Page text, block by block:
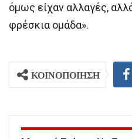
όμως είχαν αλλαγές,
φρέσκια ομάδα».
ΚΟΙΝΟΠΟΙΗΣΗ